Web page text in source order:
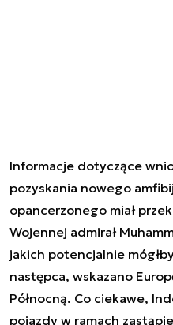
Informacje dotyczące
pozyskania nowego
opancerzonego miał
Wojennej admirał
jakich potencjalnie
następca, wskazano
Północną. Co ciekawe,
pojazdy w ramach